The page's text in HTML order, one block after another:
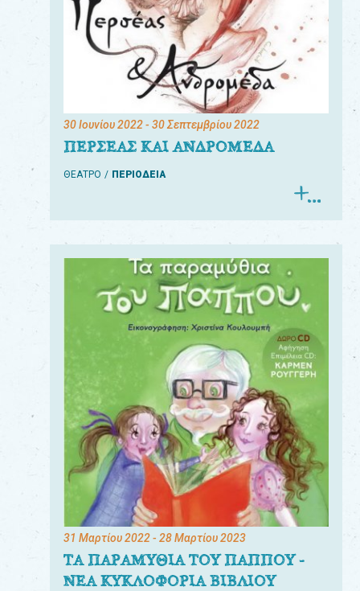
30 Ιουνίου 2022- 30 Σεπτεμβρίου 2022
ΠΕΡΣΕΑΣ ΚΑΙ ΑΝΔΡΟΜΕΔΑ
ΘΕΑΤΡΟ ΠΕΡΙΟΔΕΙΑ
31 Μαρτίου 2022- 28 Μαρτίου 2023
ΤΑ ΠΑΡΑΜΥΘΙΑ ΤΟΥ ΠΑΠΠΟΥ -
ΝΕΑ ΚΥΚΛΟΦΟΡΙΑ ΒΙΒΛΙΟΥ